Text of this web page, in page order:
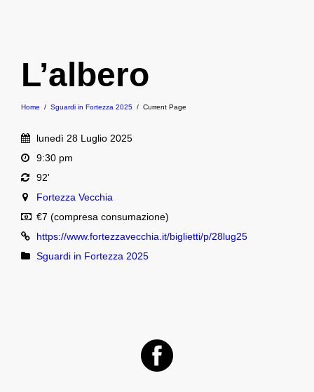
L’albero
Home / Sguardi in Fortezza 2025 / Current Page
lunedì 28 Luglio 2025
9:30 pm
92'
Fortezza Vecchia
€7 (compresa consumazione)
https://www.fortezzavecchia.it/biglietti/p/28lug25
Sguardi in Fortezza 2025